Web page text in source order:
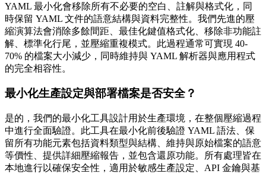
YAML 最小化會移除所有不必要的空白、註解與格式化，同
時保留 YAML 文件的語意結構與資料完整性。我們先進的壓
縮演算法會消除多餘間距、最佳化鍵值格式化、移除非功能註
解、標準化行尾，並壓縮重複模式。此過程通常可實現 40-
70% 的檔案大小減少，同時維持與 YAML 解析器與應用程式
的完全相容性。
最小化生產設定與部署檔案是否安全？
是的，我們的最小化工具設計用於生產環境，在整個壓縮過程
中進行全面驗證。此工具在最小化前後驗證 YAML 語法、保
留所有功能元素包括資料類型與結構、維持與原始檔案的語意
等價性、提供詳細壓縮報告，並包含還原功能。所有處理皆在
本地進行以確保安全性，適用於敏感生產設定、API 金鑰與基